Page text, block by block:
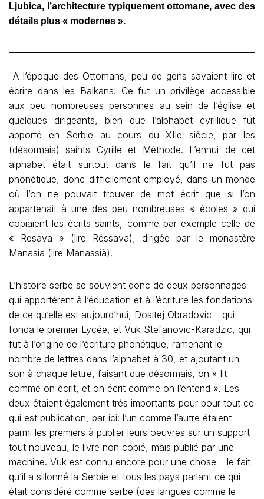
Ljubica, l’architecture typiquement ottomane, avec des
détails plus « modernes ».
A l’époque des Ottomans, peu de gens savaient lire et
écrire dans les Balkans. Ce fut un privilège accessible
aux peu nombreuses personnes au sein de l’église et
quelques dirigeants, bien que l’alphabet cyrillique fut
apporté en Serbie au cours du XIIe siècle, par les
(désormais) saints Cyrille et Méthode. L’ennui de cet
alphabet était surtout dans le fait qu’il ne fut pas
phonétique, donc difficilement employé, dans un monde
où l’on ne pouvait trouver de mot écrit que si l’on
appartenait à une des peu nombreuses « écoles » qui
copiaient les écrits saints, comme par exemple celle de
« Resava » (lire Réssava), dirigée par le monastère
Manasia (lire Manassià).
L’histoire serbe se souvient donc de deux personnages
qui apportèrent à l’éducation et à l’écriture les fondations
de ce qu’elle est aujourd’hui, Dositej Obradovic – qui
fonda le premier Lycée, et Vuk Stefanovic-Karadzic, qui
fut à l’origine de l’écriture phonétique, ramenant le
nombre de lettres dans l’alphabet à 30, et ajoutant un
son à chaque lettre, faisant que désormais, on « lit
comme on écrit, et on écrit comme on l’entend ». Les
deux étaient également très importants pour pour tout ce
qui est publication, par ici: l’un comme l’autre étaient
parmi les premiers à publier leurs oeuvres sur un support
tout nouveau, le livre non copié, mais publié par une
machine. Vuk est connu encore pour une chose – le fait
qu’il a sillonné la Serbie et tous les pays parlant ce qui
était considéré comme serbe (des langues comme le